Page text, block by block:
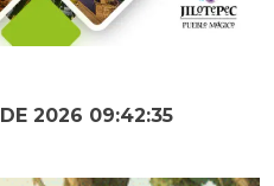
2026 09:42:37